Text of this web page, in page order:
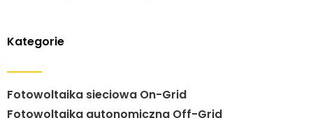
Kategorie
Fotowoltaika sieciowa On-Grid
Fotowoltaika autonomiczna Off-Grid